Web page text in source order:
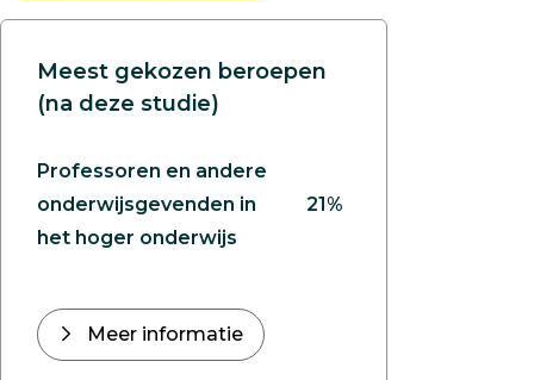
Meest gekozen beroepen
(na deze studie)
Professoren en andere
onderwijsgevenden in
het hoger onderwijs
21%
Meer informatie